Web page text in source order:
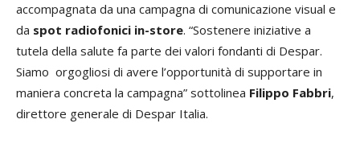
accompagnata da una campagna di comunicazione visual e
da spot radiofonici in-store. “Sostenere iniziative a
tutela della salute fa parte dei valori fondanti di Despar.
Siamo orgogliosi di avere l’opportunità di supportare in
maniera concreta la campagna” sottolinea Filippo Fabbri,
direttore generale di Despar Italia.